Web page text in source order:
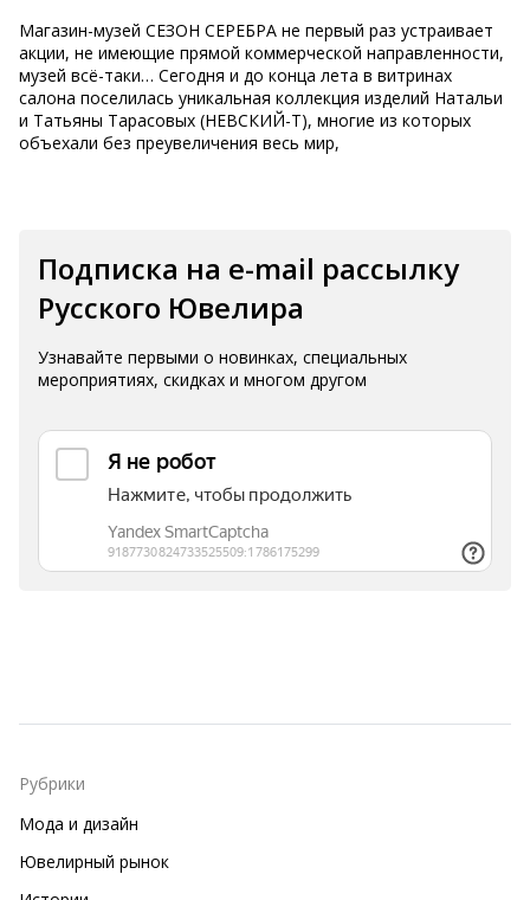
Магазин-музей СЕЗОН СЕРЕБРА не первый раз устраивает
акции, не имеющие прямой коммерческой направленности,
музей всё-таки… Сегодня и до конца лета в витринах
салона поселилась уникальная коллекция изделий Натальи
и Татьяны Тарасовых (НЕВСКИЙ-Т), многие из которых
объехали без преувеличения весь мир,
Подписка на e-mail рассылку
Русского Ювелира
Узнавайте первыми о новинках, специальных
мероприятиях, скидках и многом другом
Рубрики
Мода и дизайн
Ювелирный рынок